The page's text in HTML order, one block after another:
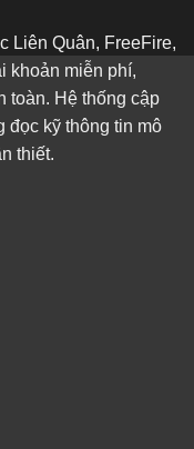
Liên Quân, FreeFire,
khoản miễn phí,
toàn. Hệ thống cập
đọc kỹ thông tin mô
thiết.